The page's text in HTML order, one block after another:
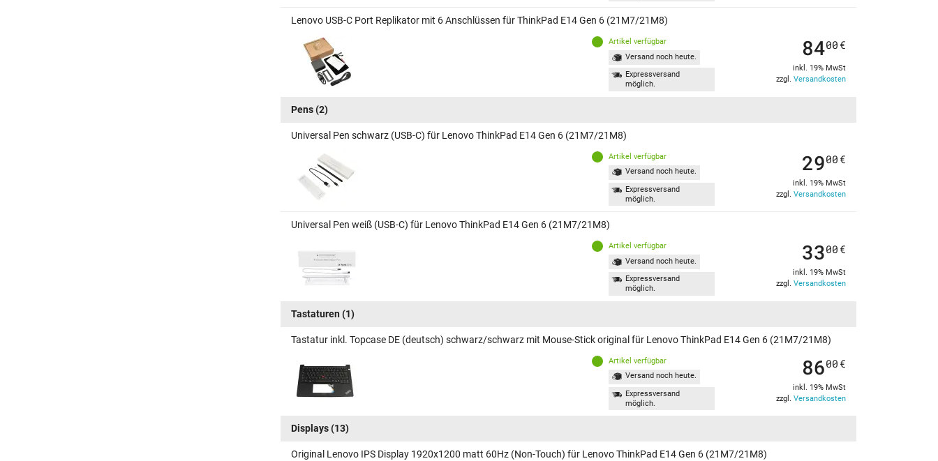
Lenovo USB-C Port Replikator mit 6 Anschlüssen für ThinkPad E14 Gen 6 (21M7/21M8)
Artikel verfügbar
Versand noch heute.
Expressversand
möglich.
8400 €
inkl. 19% MwSt
zzgl. Versandkosten
Pens(2)
Universal Pen schwarz (USB-C) für Lenovo ThinkPad E14 Gen 6 (21M7/21M8)
Artikel verfügbar
Versand noch heute.
Expressversand
möglich.
2900 €
inkl. 19% MwSt
zzgl. Versandkosten
Universal Pen weiß (USB-C) für Lenovo ThinkPad E14 Gen 6 (21M7/21M8)
Artikel verfügbar
Versand noch heute.
Expressversand
möglich.
3300 €
inkl. 19% MwSt
zzgl. Versandkosten
Tastaturen (1)
Tastatur inkl. Topcase DE (deutsch) schwarz/schwarz mit Mouse-Stick original für Lenovo ThinkPad E14 Gen 6 (21M7/21M8)
Artikel verfügbar
Versand noch heute.
Expressversand
möglich.
8600 €
inkl. 19% MwSt
zzgl. Versandkosten
Displays(13)
Original Lenovo IPS Display 1920x1200 matt 60Hz (Non-Touch) für Lenovo ThinkPad E14 Gen 6 (21M7/21M8)